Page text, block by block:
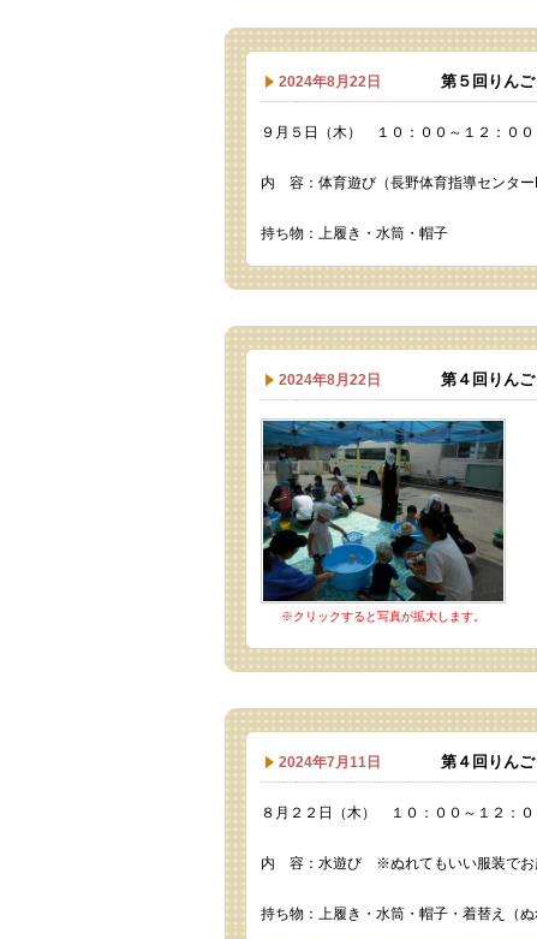
第５回りん
2024年8月22日
９月５日（木） １０：００～１２：００
内 容：体育遊び（長野体育指導センター
持ち物：上履き・水筒・帽子
第４回りん
2024年8月22日
※クリックすると写真が拡大します。
第４回りん
2024年7月11日
８月２２日（木） １０：００～１２：０
内 容：水遊び ※ぬれてもいい服装でお
持ち物：上履き・水筒・帽子・着替え（ぬ